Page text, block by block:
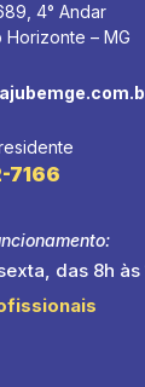
4° Andar
Horizonte – MG
7166
das 8h às